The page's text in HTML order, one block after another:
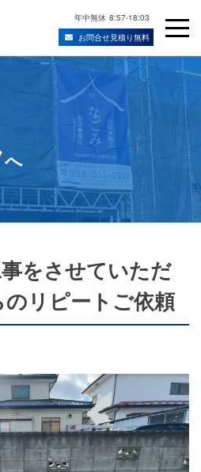
年中無休 8:57-18:03
お問合せ見積り無料
雨漏り修理業者
へ
をさせていただ
リピートご依頼